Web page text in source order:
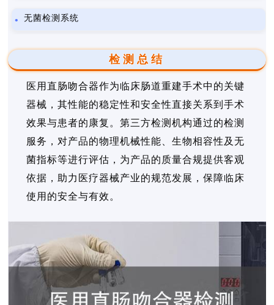
无菌检测系统
检测总结
医用直肠吻合器作为临床肠道重建手术中的关键
器械，其性能的稳定性和安全性直接关系到手术
效果与患者的康复。第三方检测机构通过的检测
服务，对产品的物理机械性能、生物相容性及无
菌指标等进行评估，为产品的质量合规提供客观
依据，助力医疗器械产业的规范发展，保障临床
使用的安全与有效。